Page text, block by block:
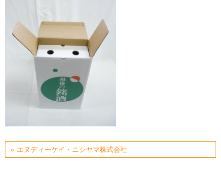
お問い合わせ
関連機関リンク
サイトポリシー
プライバシーポリシー
エヌディーケイ・ニシヤマ株式会社